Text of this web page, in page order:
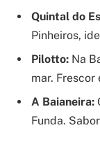
Quintal do
Pinheiros,
Pilotto: Na
mar. Frescor
A Baianeira:
Funda.